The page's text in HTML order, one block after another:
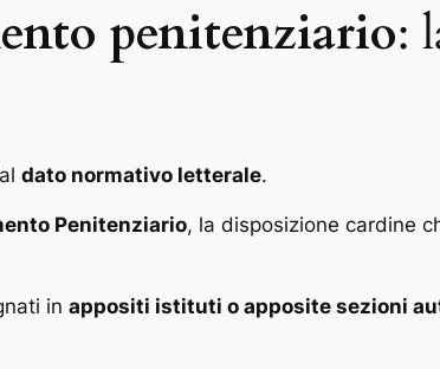
penitenziario:
dato normativo letterale.
Penitenziario, la disposizione cardine
in appositi istituti o apposite sezioni